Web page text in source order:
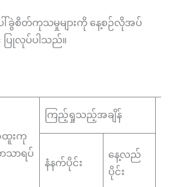
ါ်ခွဲစိတ်ကုသမှုများကို နေ့စဉ်လိုအပ်
ပြုလုပ်ပါသည်။
းကု
သာရပ်
ကြည့်ရှုသည့်အချိန်
နံနက်ပိုင်း
နေ့လည်
ပိုင်း